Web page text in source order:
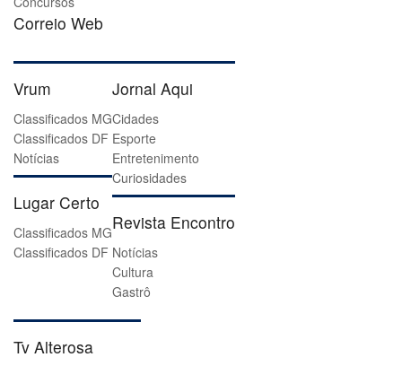
Correio Web
Vrum
Classificados MG
Classificados DF
Notícias
Lugar Certo
Classificados MG
Classificados DF
Jornal Aqui
Cidades
Esporte
Entretenimento
Curiosidades
Revista Encontro
Notícias
Cultura
Gastrô
Tv Alterosa